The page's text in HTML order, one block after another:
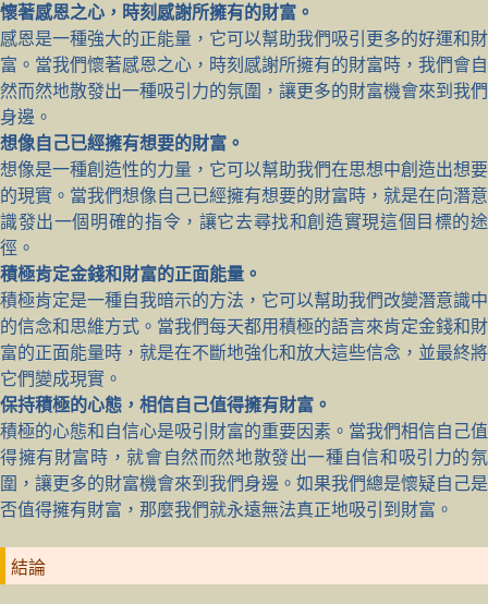
懷著感恩之心，時刻感謝所擁有的財富。
感恩是一種強大的正能量，它可以幫助我們吸引更多的好運和財
富。當我們懷著感恩之心，時刻感謝所擁有的財富時，我們會自
然而然地散發出一種吸引力的氛圍，讓更多的財富機會來到我們
身邊。
想像自己已經擁有想要的財富。
想像是一種創造性的力量，它可以幫助我們在思想中創造出想要
的現實。當我們想像自己已經擁有想要的財富時，就是在向潛意
識發出一個明確的指令，讓它去尋找和創造實現這個目標的途
徑。
積極肯定金錢和財富的正面能量。
積極肯定是一種自我暗示的方法，它可以幫助我們改變潛意識中
的信念和思維方式。當我們每天都用積極的語言來肯定金錢和財
富的正面能量時，就是在不斷地強化和放大這些信念，並最終將
它們變成現實。
保持積極的心態，相信自己值得擁有財富。
積極的心態和自信心是吸引財富的重要因素。當我們相信自己值
得擁有財富時，就會自然而然地散發出一種自信和吸引力的氛
圍，讓更多的財富機會來到我們身邊。如果我們總是懷疑自己是
否值得擁有財富，那麼我們就永遠無法真正地吸引到財富。
結論